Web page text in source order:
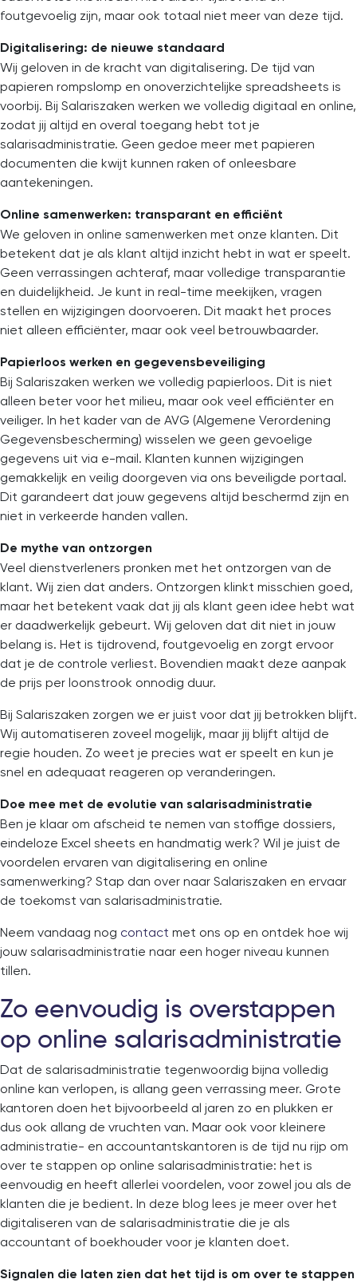
foutgevoelig zijn, maar ook totaal niet meer van deze tijd.
Digitalisering: de nieuwe standaard
Wij geloven in de kracht van digitalisering. De tijd van
papieren rompslomp en onoverzichtelijke spreadsheets is
voorbij. Bij Salariszaken werken we volledig digitaal en online,
zodat jij altijd en overal toegang hebt tot je
salarisadministratie. Geen gedoe meer met papieren
documenten die kwijt kunnen raken of onleesbare
aantekeningen.
Online samenwerken: transparant en efficiënt
We geloven in online samenwerken met onze klanten. Dit
betekent dat je als klant altijd inzicht hebt in wat er speelt.
Geen verrassingen achteraf, maar volledige transparantie
en duidelijkheid. Je kunt in real-time meekijken, vragen
stellen en wijzigingen doorvoeren. Dit maakt het proces
niet alleen efficiënter, maar ook veel betrouwbaarder.
Papierloos werken en gegevensbeveiliging
Bij Salariszaken werken we volledig papierloos. Dit is niet
alleen beter voor het milieu, maar ook veel efficiënter en
veiliger. In het kader van de AVG (Algemene Verordening
Gegevensbescherming) wisselen we geen gevoelige
gegevens uit via e-mail. Klanten kunnen wijzigingen
gemakkelijk en veilig doorgeven via ons beveiligde portaal.
Dit garandeert dat jouw gegevens altijd beschermd zijn en
niet in verkeerde handen vallen.
De mythe van ontzorgen
Veel dienstverleners pronken met het ontzorgen van de
klant. Wij zien dat anders. Ontzorgen klinkt misschien goed,
maar het betekent vaak dat jij als klant geen idee hebt wat
er daadwerkelijk gebeurt. Wij geloven dat dit niet in jouw
belang is. Het is tijdrovend, foutgevoelig en zorgt ervoor
dat je de controle verliest. Bovendien maakt deze aanpak
de prijs per loonstrook onnodig duur.
Bij Salariszaken zorgen we er juist voor dat jij betrokken blijft.
Wij automatiseren zoveel mogelijk, maar jij blijft altijd de
regie houden. Zo weet je precies wat er speelt en kun je
snel en adequaat reageren op veranderingen.
Doe mee met de evolutie van salarisadministratie
Ben je klaar om afscheid te nemen van stoffige dossiers,
eindeloze Excel sheets en handmatig werk? Wil je juist de
voordelen ervaren van digitalisering en online
samenwerking? Stap dan over naar Salariszaken en ervaar
de toekomst van salarisadministratie.
Neem vandaag nog contact met ons op en ontdek hoe wij
jouw salarisadministratie naar een hoger niveau kunnen
tillen.
Zo eenvoudig is overstappen
op online salarisadministratie
Dat de salarisadministratie tegenwoordig bijna volledig
online kan verlopen, is allang geen verrassing meer. Grote
kantoren doen het bijvoorbeeld al jaren zo en plukken er
dus ook allang de vruchten van. Maar ook voor kleinere
administratie- en accountantskantoren is de tijd nu rijp om
over te stappen op online salarisadministratie: het is
eenvoudig en heeft allerlei voordelen, voor zowel jou als de
klanten die je bedient. In deze blog lees je meer over het
digitaliseren van de salarisadministratie die je als
accountant of boekhouder voor je klanten doet.
Signalen die laten zien dat het tijd is om over te stappen